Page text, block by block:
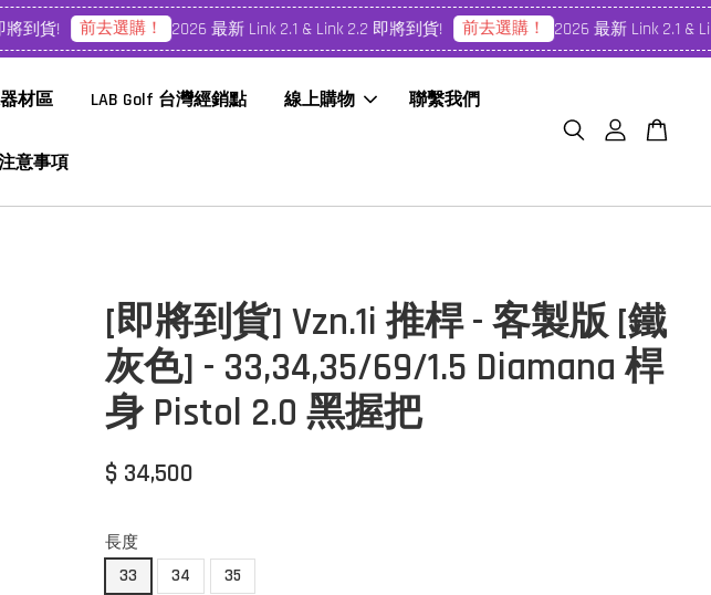
貨! 前去選購！ 2026 最新 Link 2.1 & Link 2.2 即將到貨! 前去選購！ 2026 最新 Link 2.1 &
材區 LAB Golf 台灣經銷點 線上購物 聯繫我們
意事項
[即將到貨] Vzn.1i 推桿 - 客製版 [鐵
灰色] - 33,34,35/69/1.5 Diamana 桿
身 Pistol 2.0 黑握把
$ 34,500
長度
33
34 35